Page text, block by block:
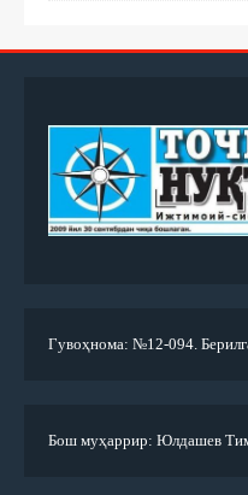
Гувоҳнома: №12-094.
Бош муҳаррир: Юлдашев